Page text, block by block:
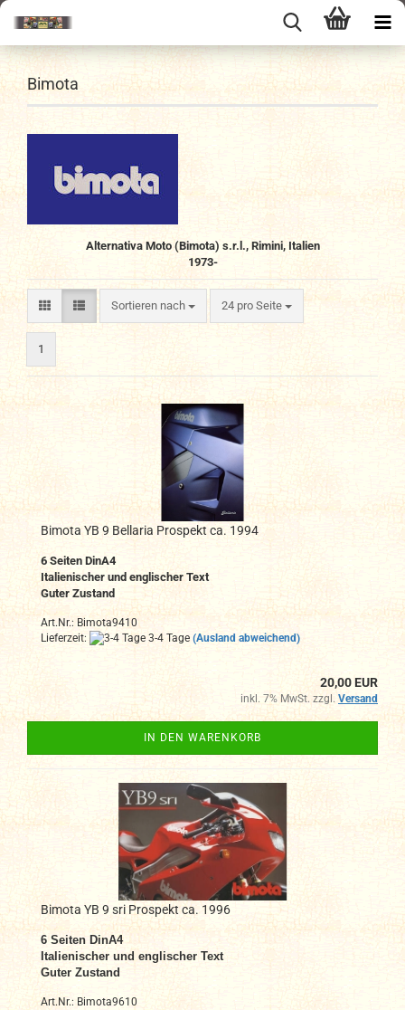
Bimota
Alternativa Moto (Bimota) s.r.l., Rimini, Italien
1973-
Sortieren nach
Sortieren nach 24 pro Seite
pro Seite
1
Bimota YB 9 Bellaria Prospekt ca. 1994
6 Seiten DinA4
Italienischer und englischer Text
Guter Zustand
Art.Nr.: Bimota9410
Lieferzeit:
3-4 Tage (Ausland abweichend)
20,00 EUR
inkl. 7% MwSt. zzgl. Versand
IN DEN WARENKORB
Bimota YB 9 sri Prospekt ca. 1996
6 Seiten DinA4
Italienischer und englischer Text
Guter Zustand
Art.Nr.: Bimota9610